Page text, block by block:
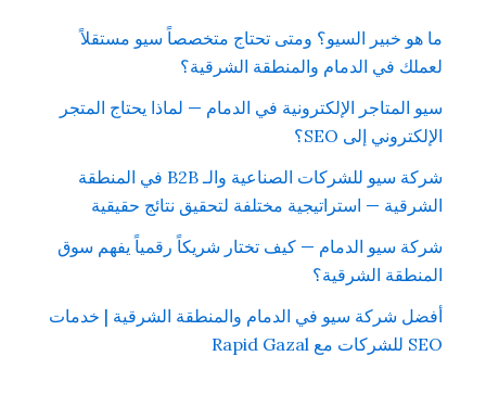
ما هو خبير السيو؟ ومتى تحتاج متخصصاً سيو مستقلاً
لعملك في الدمام والمنطقة الشرقية؟
سيو المتاجر الإلكترونية في الدمام — لماذا يحتاج المتجر
الإلكتروني إلى SEO؟
شركة سيو للشركات الصناعية والـ B2B في المنطقة
الشرقية — استراتيجية مختلفة لتحقيق نتائج حقيقية
شركة سيو الدمام — كيف تختار شريكاً رقمياً يفهم سوق
المنطقة الشرقية؟
أفضل شركة سيو في الدمام والمنطقة الشرقية | خدمات
SEO للشركات مع Rapid Gazal